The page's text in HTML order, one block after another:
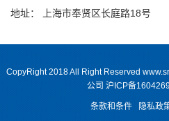
地址： 上海市奉贤区长庭路18号
CopyRight 2018 All Right Reserved
公司 沪ICP备
条款和条件 隐私政